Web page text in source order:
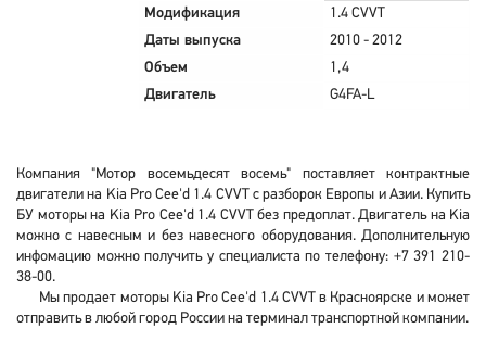
Модификация
1.4 CVVT
Даты выпуска
2010 - 2012
Объем
1,4
Двигатель
G4FA-L
Компания "Мотор восемьдесят восемь" поставляет контрактные
двигатели на Kia Pro Cee'd 1.4 CVVT с разборок Европы и Азии. Купить
БУ моторы на Kia Pro Cee'd 1.4 CVVT без предоплат. Двигатель на Kia
можно с навесным и без навесного оборудования. Дополнительную
инфомацию можно получить у специалиста по телефону: +7 391 210-
38-00.
Мы продает моторы Kia Pro Cee'd 1.4 CVVT в Красноярске и может
отправить в любой город России на терминал транспортной компании.